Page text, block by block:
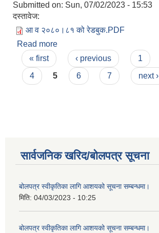
Submitted on: Sun, 07/02/2023 - 15:53
दस्तावेज:
आ व २०८०।८१ को रेडबुक.PDF
Read more
२०८०/८१
Pages
« first ‹ previous 1
4
5 6 7 next ›
सार्वजनिक खरिद/बोलपत्र सूचना
बोलपत्र स्वीकृतिका लागि आशयको सूचना सम्बन्धमा।
मिति: 04/03/2023 - 10:25
बोलपत्र स्वीकृतिका लागि आशयको सूचना सम्बन्धमा।